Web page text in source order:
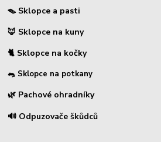
🪤 Sklopce a pasti
🦊 Sklopce na kuny
🐈 Sklopce na kočky
🐀 Sklopce na potkany
🌿 Pachové ohradníky
🔊 Odpuzovače škůdců